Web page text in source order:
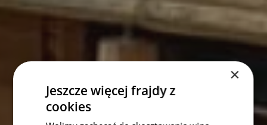
×
Jeszcze więcej frajdy z
cookies